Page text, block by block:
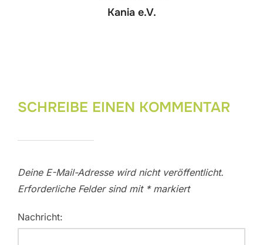
Kania e.V.
SCHREIBE EINEN KOMMENTAR
Deine E-Mail-Adresse wird nicht veröffentlicht.
Erforderliche Felder sind mit *markiert
Nachricht: